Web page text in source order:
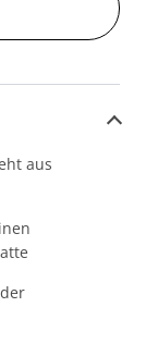
aus